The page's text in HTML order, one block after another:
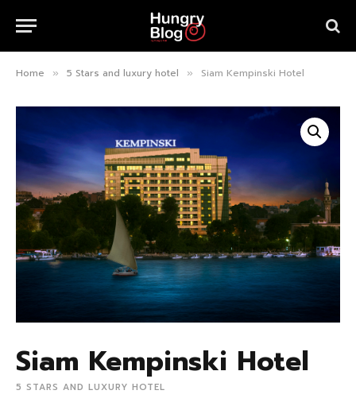
Home » 5 Stars and luxury hotel » Siam Kempinski Hotel
Siam Kempinski Hotel
5 STARS AND LUXURY HOTEL